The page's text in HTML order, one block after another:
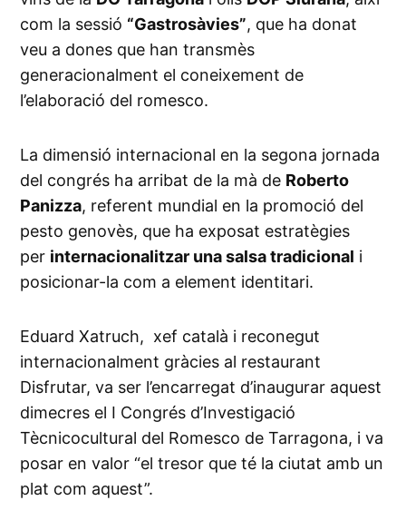
com la sessió “Gastrosàvies”, que ha donat
veu a dones que han transmès
generacionalment el coneixement de
l’elaboració del romesco.
La dimensió internacional en la segona jornada
del congrés ha arribat de la mà de Roberto
Panizza, referent mundial en la promoció del
pesto genovès, que ha exposat estratègies
per internacionalitzar una salsa tradicional i
posicionar-la com a element identitari.
Eduard Xatruch, xef català i reconegut
internacionalment gràcies al restaurant
Disfrutar, va ser l’encarregat d’inaugurar aquest
dimecres el I Congrés d’Investigació
Tècnicocultural del Romesco de Tarragona, i va
posar en valor “el tresor que té la ciutat amb un
plat com aquest”.